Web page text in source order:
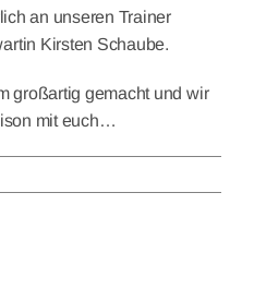
an unseren Trainer
Kirsten Schaube.
großartig gemacht und wir
mit euch…